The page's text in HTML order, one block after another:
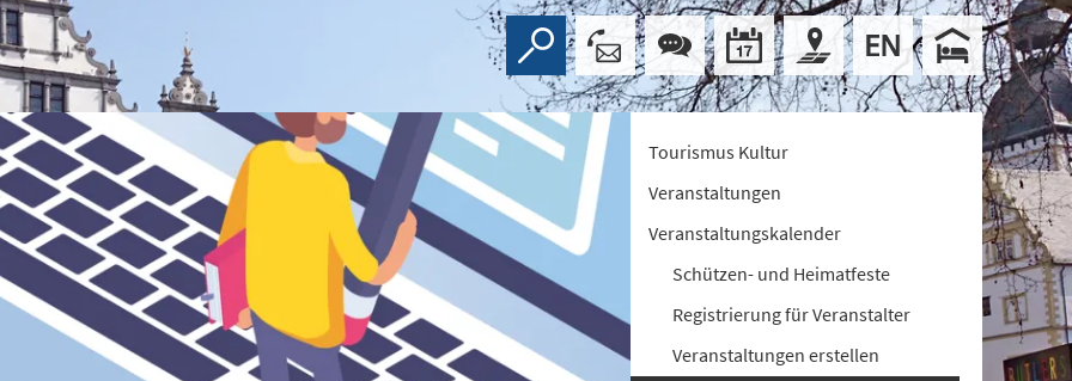
Tourismus Kultur
Veranstaltungen
Veranstaltungskalender
Schützen- und Heimatfeste
Registrierung für Veranstalter
Veranstaltungen erstellen